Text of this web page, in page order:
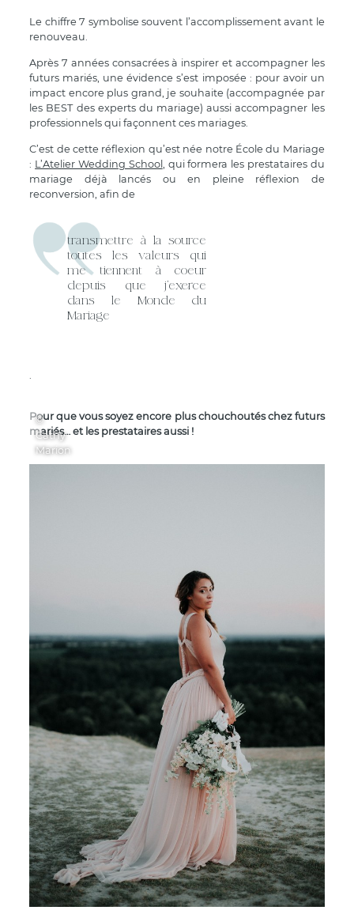
Le chiffre 7 symbolise souvent l’accomplissement avant le
renouveau.
Après 7 années consacrées à inspirer et accompagner les
futurs mariés, une évidence s’est imposée : pour avoir un
impact encore plus grand, je souhaite (accompagnée par
les BEST des experts du mariage) aussi accompagner les
professionnels qui façonnent ces mariages.
C’est de cette réflexion qu’est née notre École du Mariage
: L’Atelier Wedding School , qui formera les prestataires du
mariage déjà lancés ou en pleine réflexion de
reconversion, afin de
transmettre à la source
toutes les valeurs qui
me tiennent à coeur
depuis que j’exerce
dans le Monde du
Mariage
.
Pour que vous soyez encore plus chouchoutés chez futurs
mariés… et les prestataires aussi !
©
Cathy
Marion